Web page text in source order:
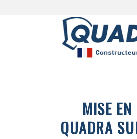
MISE
QUADRA